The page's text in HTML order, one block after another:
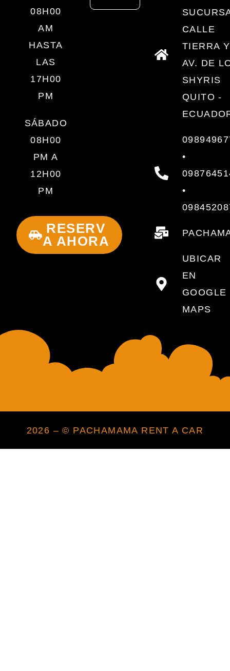
08H00
AM
HASTA
LAS
17H00
PM
SÁBADO
08H00
PM A
12H00
PM
RESERV
A AHORA
CALLE
TIERRA Y
AV. DE
SHYRIS
QUITO -
•
•
UBICAR
EN
GOOGLE
MAPS
2026 – © PACHAMAMA RENT A CAR